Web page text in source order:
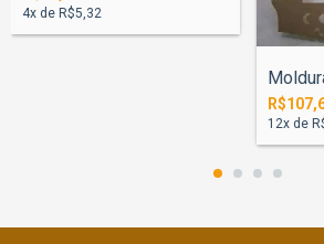
4x de R$5,32
12x de